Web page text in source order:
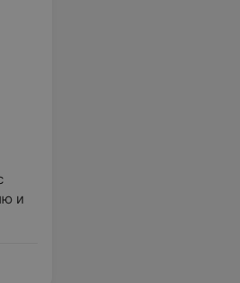
и